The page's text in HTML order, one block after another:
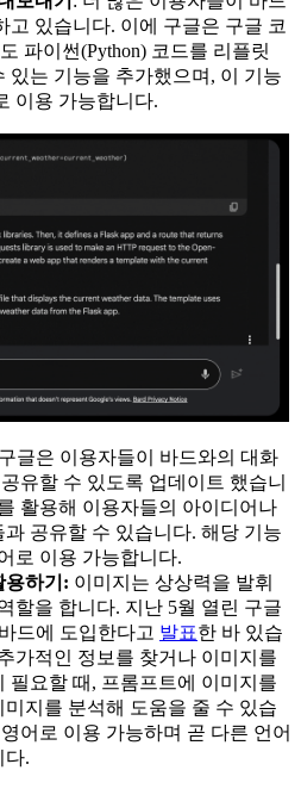
고 있습니다. 이에 구글은 구글 코
파이썬(Python) 코드를 리플릿
있는 기능을 추가했으며, 이 기능
이용 가능합니다.
구글은 이용자들이 바드와의 대화
유할 수 있도록 업데이트 했습니
활용해 이용자들의 아이디어나
공유할 수 있습니다. 해당 기능
로 이용 가능합니다.
용하기: 이미지는 상상력을 발휘
할을 합니다. 지난 5월 열린 구글
드에 도입한다고 발표한 바 있습
가적인 정보를 찾거나 이미지를
필요할 때, 프롬프트에 이미지를
지를 분석해 도움을 줄 수 있습
어로 이용 가능하며 곧 다른 언어
다.